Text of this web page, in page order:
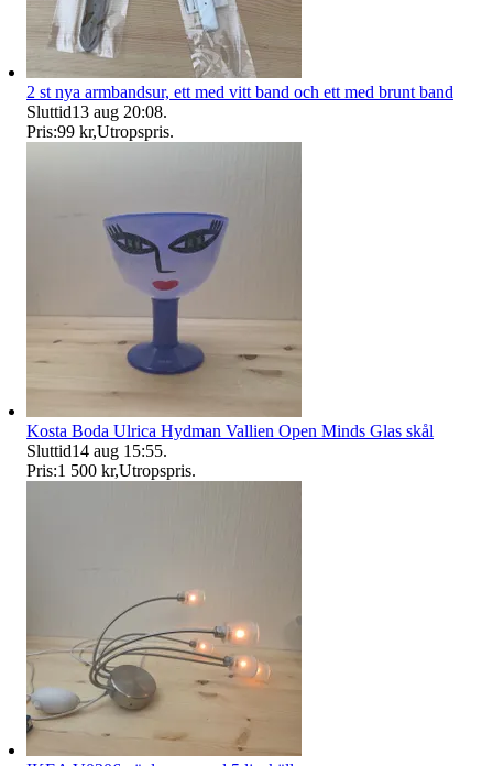
2 st nya armbandsur, ett med vitt band och ett med brunt band
Sluttid13 aug 20:08.
Pris:99 kr,Utropspris.
Kosta Boda Ulrica Hydman Vallien Open Minds Glas skål
Sluttid14 aug 15:55.
Pris:1 500 kr,Utropspris.